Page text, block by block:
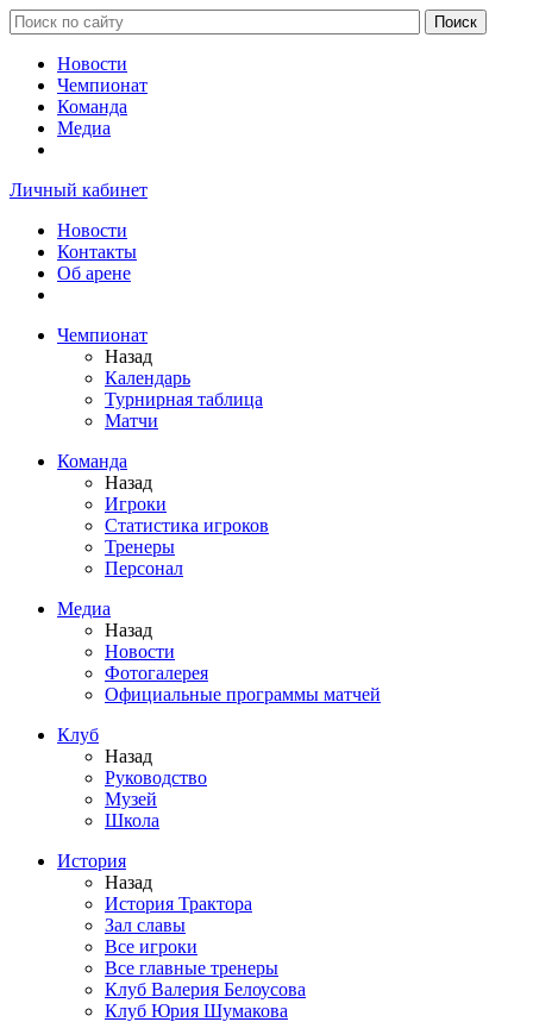
Новости
Чемпионат
Команда
Медиа
Личный кабинет
Новости
Контакты
Об арене
Чемпионат
Назад
Календарь
Турнирная таблица
Матчи
Команда
Назад
Игроки
Статистика игроков
Тренеры
Персонал
Медиа
Назад
Новости
Фотогалерея
Официальные программы матчей
Клуб
Назад
Руководство
Музей
Школа
История
Назад
История Трактора
Зал славы
Все игроки
Все главные тренеры
Клуб Валерия Белоусова
Клуб Юрия Шумакова